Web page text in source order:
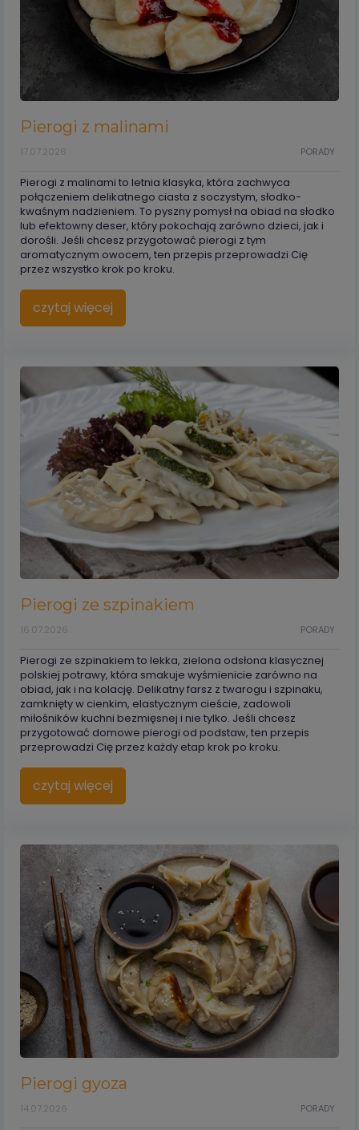
Pierogi z malinami
PORADY
17.07.2026
Pierogi z malinami to letnia klasyka, która zachwyca
połączeniem delikatnego ciasta z soczystym, słodko-
kwaśnym nadzieniem. To pyszny pomysł na obiad na słodko
lub efektowny deser, który pokochają zarówno dzieci, jak i
dorośli. Jeśli chcesz przygotować pierogi z tym
aromatycznym owocem, ten przepis przeprowadzi Cię
przez wszystko krok po kroku.
czytaj więcej
Pierogi ze szpinakiem
PORADY
16.07.2026
Pierogi ze szpinakiem to lekka, zielona odsłona klasycznej
polskiej potrawy, która smakuje wyśmienicie zarówno na
obiad, jak i na kolację. Delikatny farsz z twarogu i szpinaku,
zamknięty w cienkim, elastycznym cieście, zadowoli
miłośników kuchni bezmięsnej i nie tylko. Jeśli chcesz
przygotować domowe pierogi od podstaw, ten przepis
przeprowadzi Cię przez każdy etap krok po kroku.
czytaj więcej
Pierogi gyoza
PORADY
14.07.2026